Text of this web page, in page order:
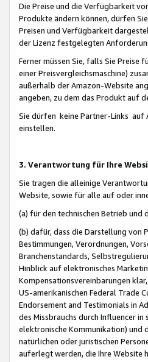
Die Preise und die Verfügbarkeit
Produkte ändern können, dürfen
Preisen und Verfügbarkeit
der Lizenz festgelegten
Ferner müssen Sie, falls Sie Preise
einer Preisvergleichsmaschine)
außerhalb der Amazon-Website
angeben, zu dem das Produkt auf
Sie dürfen keine Partner-Links auf
einstellen.
3. Verantwortung für Ihre
Sie tragen die alleinige
Website, sowie für alle auf oder
(a) für den technischen Betrieb
(b) dafür, dass die Darstellung von
Bestimmungen, Verordnungen,
Branchenstandards,
Hinblick auf elektronisches
Kompensationsvereinbarungen
US-amerikanischen Federal Trade
Endorsement and Testimonials in
des Missbrauchs durch Influencer
elektronische Kommunikation) und
natürlichen oder juristischen
auferlegt werden, die Ihre Website